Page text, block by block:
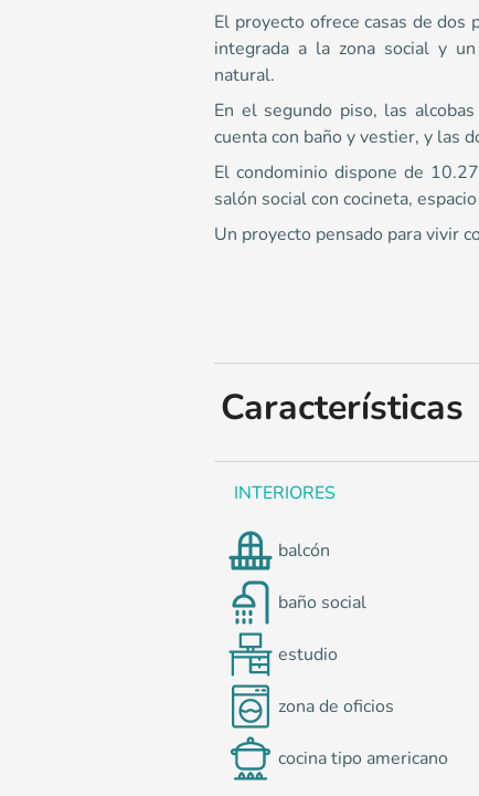
Cali y Suroccidente
Vía Cali -
El proyecto ofrece casas de dos
integrada a la zona social y
natural.
En el segundo piso, las
cuenta con baño y vestier, y las
El condominio dispone de
salón social con cocineta,
Un proyecto pensado para vivir
Características
INTERIORES
balcón
baño social
estudio
zona de oficios
cocina tipo americano